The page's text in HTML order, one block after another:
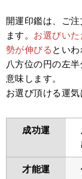
開運印鑑は、ご注
ます。 お選びい
勢が伸びる といわ
八方位の円の左半
意味します。
お選び頂ける運気
成功運
才能運